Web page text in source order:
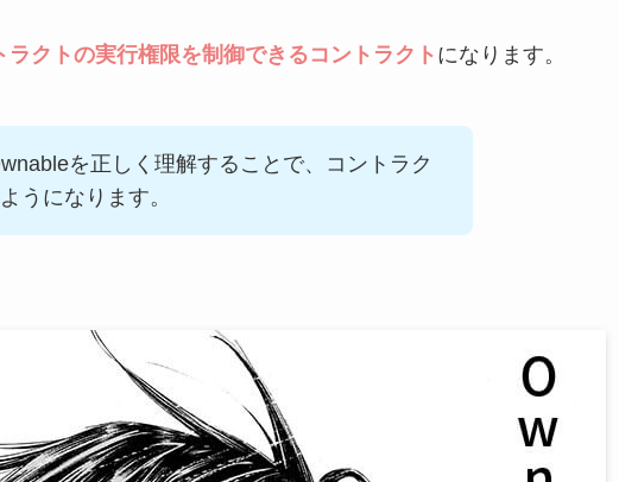
ラクトの実行権限を制御できるコントラクト になります。
を正しく理解することで、コントラク
うになります。